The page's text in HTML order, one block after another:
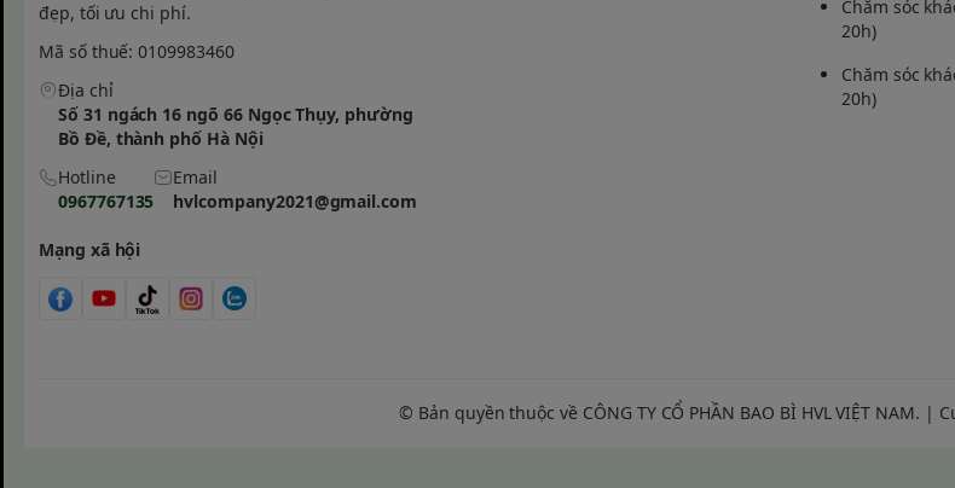
nhìn cây xanh và các biểu cảm vui vẻ có thể làm giảm nhịp tim và huyết áp,
giúp đôi mắt được thư giãn sau hàng giờ tiếp xúc với ánh sáng xanh từ
màn hình máy tính.
ĐẶT MUA NGAY
đẹp, tối ưu chi phí.
Mã số thuế: 0109983460
Địa chỉ
Số 31 ngách 16 ngõ 66 Ngọc Thụy, phường
Bồ Đề, thành phố Hà Nội
Hotline
0967767135
Email
hvlcompany2021@gmail.com
Mạng xã hội
Chăm sóc
20h)
Chăm sóc
20h)
© Bản quyền thuộc về CÔNG TY CỔ PHẦN BAO BÌ HVL VIỆT NAM. |